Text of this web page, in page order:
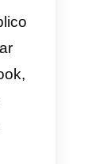
hora
se
se
por tan